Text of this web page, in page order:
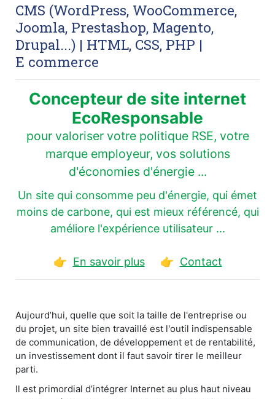
CMS (WordPress, WooCommerce,
Joomla, Prestashop, Magento,
Drupal...) | HTML, CSS, PHP |
E commerce
Concepteur de site internet
EcoResponsable
pour valoriser votre politique RSE, votre
marque employeur, vos solutions
d'économies d'énergie ...
Un site qui consomme peu d'énergie, qui émet
moins de carbone, qui est mieux référencé, qui
améliore l'expérience utilisateur ...
👉 En savoir plus 👉 Contact
Aujourd’hui, quelle que soit la taille de l'entreprise ou
du projet, un site bien travaillé est l'outil indispensable
de communication, de développement et de rentabilité,
un investissement dont il faut savoir tirer le meilleur
parti.
Il est primordial d’intégrer Internet au plus haut niveau